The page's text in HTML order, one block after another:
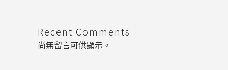
Recent Comments
尚無留言可供顯示。